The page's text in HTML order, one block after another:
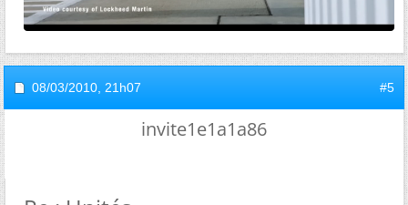
08/03/2010, 21h07 #5
invite1e1a1a86